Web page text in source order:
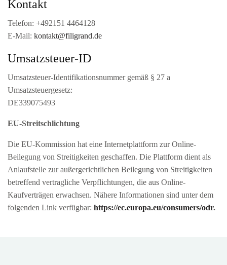
Kontakt
Telefon: +492151 4464128
E-Mail:kontakt@filigrand.de
Umsatzsteuer-ID
Umsatzsteuer-Identifikationsnummer gemäß § 27 a
Umsatzsteuergesetz:
DE339075493
EU-Streitschlichtung
Die EU-Kommission hat eine Internetplattform zur Online-
Beilegung von Streitigkeiten geschaffen. Die Plattform dient als
Anlaufstelle zur außergerichtlichen Beilegung von Streitigkeiten
betreffend vertragliche Verpflichtungen, die aus Online-
Kaufverträgen erwachsen. Nähere Informationen sind unter dem
folgenden Link verfügbar:https://ec.europa.eu/consumers/odr.